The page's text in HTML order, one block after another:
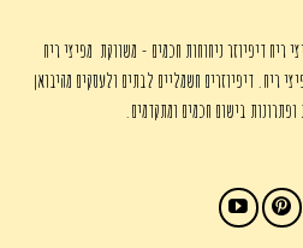
דיפיוזר ניחוחות חכמים - משווקת מפיצי ריח
ריח. דיפיוזרים חשמליים לבתים ולעסקים מהיבואן
בישום חכמים ומתקדמים.